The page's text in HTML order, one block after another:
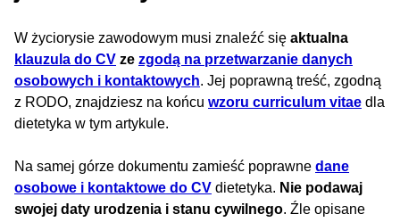
W życiorysie zawodowym musi znaleźć się aktualna
klauzula do CV ze zgodą na przetwarzanie danych
osobowych i kontaktowych. Jej poprawną treść, zgodną
z RODO, znajdziesz na końcu wzoru curriculum vitae dla
dietetyka w tym artykule.
Na samej górze dokumentu zamieść poprawne dane
osobowe i kontaktowe do CV dietetyka. Nie podawaj
swojej daty urodzenia i stanu cywilnego. Źle opisane